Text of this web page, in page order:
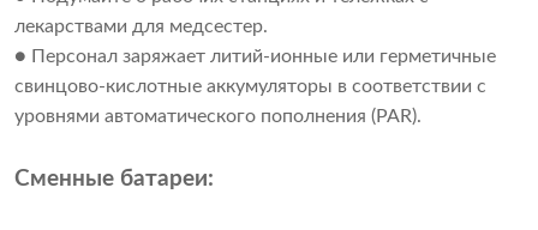
лекарствами для медсестер.
● Персонал заряжает литий-ионные или герметичные
свинцово-кислотные аккумуляторы в соответствии с
уровнями автоматического пополнения (PAR).
Сменные батареи: